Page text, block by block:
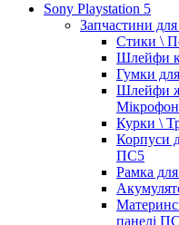
Sony Playstation 5
Запчастини
Стики \
Шлейфи
Гумки
Шлейфи
Курки \
Корпуси
ПС5
Рамка
панелі